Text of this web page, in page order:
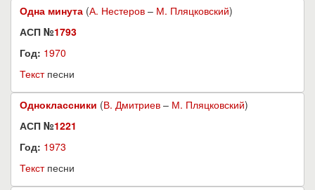
Одна минута (А. Нестеров – М. Пляцковский)
АСП №1793
Год: 1970
Текстпесни
Одноклассники (В. Дмитриев – М. Пляцковский)
АСП №1221
Год: 1973
Текстпесни